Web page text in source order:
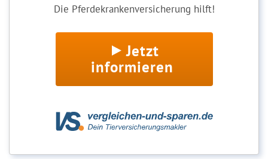
Die Pferdekrankenversicherung hilft!
Jetzt
informieren